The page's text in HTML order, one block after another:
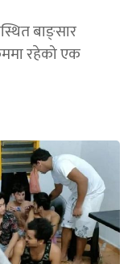
बाङ्सार
रहेको एक